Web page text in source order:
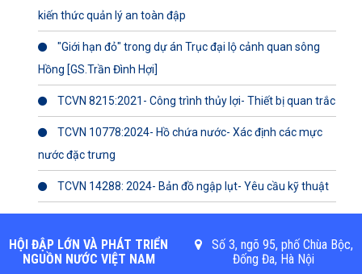
kiến thức quản lý an toàn đập
"Giới hạn đỏ" trong dự án Trục đại lộ cảnh quan sông
Hồng [GS.Trần Đình Hợi]
TCVN 8215:2021- Công trình thủy lợi- Thiết bị quan trắc
TCVN 10778:2024- Hồ chứa nước- Xác định các mực
nước đặc trưng
TCVN 14288: 2024- Bản đồ ngập lụt- Yêu cầu kỹ thuật
HỘI ĐẬP LỚN VÀ PHÁT TRIỂN
NGUỒN NƯỚC VIỆT NAM
Số 3, ngõ 95, phố Chùa Bộc,
Đống Đa, Hà Nội